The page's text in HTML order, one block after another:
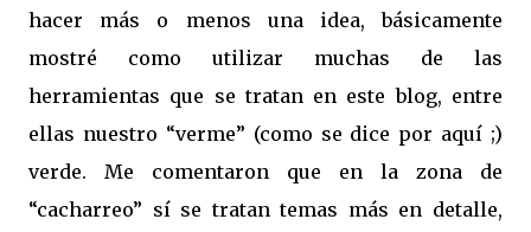
hacer más o menos una idea, básicamente
mostré como utilizar muchas de las
herramientas que se tratan en este blog, entre
ellas nuestro “verme” (como se dice por aquí ;)
verde. Me comentaron que en la zona de
“cacharreo” sí se tratan temas más en detalle,